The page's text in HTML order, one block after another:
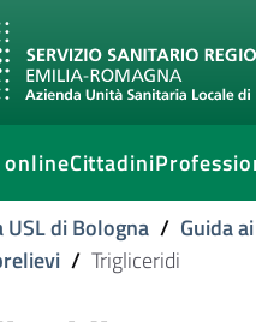
Cittadini
USL di Bologna / Guida
/ Trigliceridi